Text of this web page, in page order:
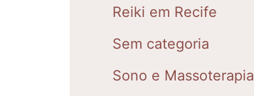
Reiki em Recife
Sem categoria
Sono e Massoterapia